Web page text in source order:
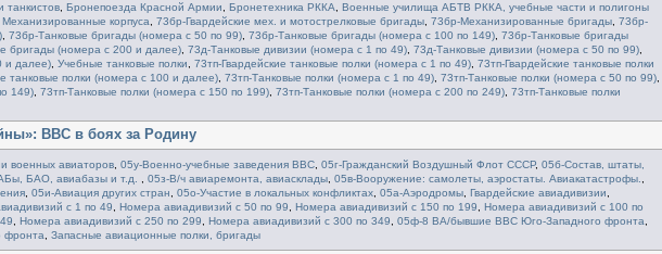
танкистов, Бронепоезда Красной Армии Бронетехника РККА
Военные училища АБТВ РККА, учебные части и полигоны
Механизированные корпуса 73бр-Гвардейские мех. и мотострелковые бригады, 73бр-Механизированные бригады, 73бр-
, 73бр-Танковые бригады (номера с 50 по 99), 73бр-Танковые бригады (номера с 100 по 149), 73бр-Танковые бригады
бригады (номера с 200 и далее), 73д-Танковые дивизии (номера с 1 по 49), 73д-Танковые дивизии (номера с 50 по 99),
и далее), Учебные танковые полки 73тп-Гвардейские танковые полки (номера с 1 по 49), 73тп-Гвардейские танковые полки
танковые полки (номера с 100 и далее), 73тп-Танковые полки (номера с 1 по 49), 73тп-Танковые полки (номера с 50 по 99),
149), 73тп-Танковые полки (номера с 150 по 199), 73тп-Танковые полки (номера с 200 по 249), 73тп-Танковые полки
ВВС в боях за Родину
военных авиаторов, 05у-Военно-учебные заведения ВВС, 05г-Гражданский Воздушный Флот СССР, 05б-Состав, штаты,
БАО, авиабазы и т.д. 05з-В/ч авиаремонта, авиасклады, 05в-Вооружение: самолеты, аэростаты. Авиакатастрофы.
, 05и-Авиация других стран 05о-Участие в локальных конфликтах, 05а-Аэродромы, Гвардейские авиадивизии
с 1 по 49 Номера авиадивизий с 50 по 99 Номера авиадивизий с 150 по 199
Номера авиадивизий с 100 по
Номера авиадивизий с 250 по 299 Номера авиадивизий с 300 по 349 05ф-8 ВА/бывшие ВВС Юго-Западного фронта
фронта
Запасные авиационные полки, бригады